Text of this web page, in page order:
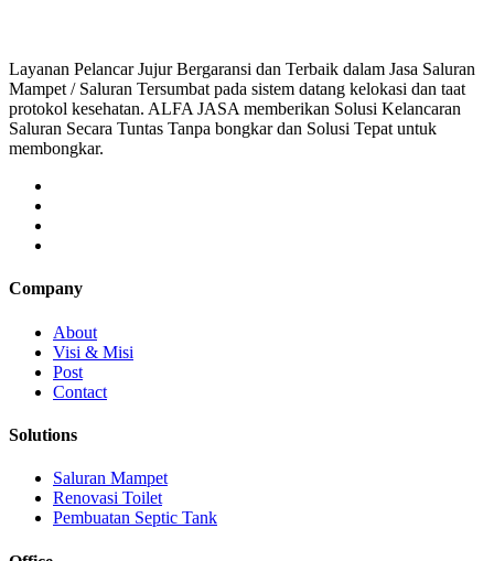
Layanan Pelancar Jujur Bergaransi dan Terbaik dalam Jasa Saluran
Mampet / Saluran Tersumbat pada sistem datang kelokasi dan taat
protokol kesehatan. ALFA JASA memberikan Solusi Kelancaran
Saluran Secara Tuntas Tanpa bongkar dan Solusi Tepat untuk
membongkar.
Company
About
Visi & Misi
Post
Contact
Solutions
Saluran Mampet
Renovasi Toilet
Pembuatan Septic Tank